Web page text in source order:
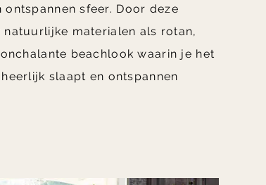
sfeer. Door deze
materialen als rotan,
beachlook waarin je het
slaapt en ontspannen